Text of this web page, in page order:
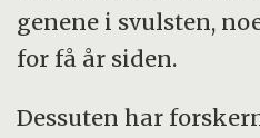
genene i svulsten,
for få år siden.
Dessuten har